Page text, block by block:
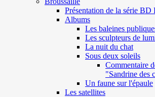
Présentation de la série BD
Albums
Les baleines
Les sculpteurs de
La nuit du chat
Sous deux soleils
Commentaire
"Sandrine des
Un faune sur l'épaule
Les satellites